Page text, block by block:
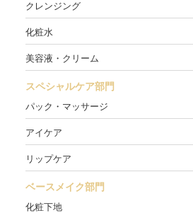
クレンジング
化粧水
美容液・クリーム
スペシャルケア部門
パック・マッサージ
アイケア
リップケア
ベースメイク部門
化粧下地